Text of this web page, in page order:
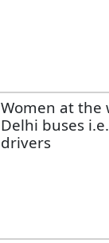
Women at the
Delhi buses
drivers